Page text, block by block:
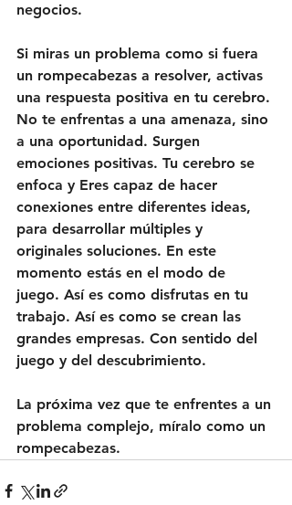
negocios.
Si miras un problema como si fuera
un rompecabezas a resolver, activas
una respuesta positiva en tu cerebro.
No te enfrentas a una amenaza, sino
a una oportunidad. Surgen
emociones positivas. Tu cerebro se
enfoca y Eres capaz de hacer
conexiones entre diferentes ideas,
para desarrollar múltiples y
originales soluciones. En este
momento estás en el modo de
juego. Así es como disfrutas en tu
trabajo. Así es como se crean las
grandes empresas. Con sentido del
juego y del descubrimiento.
La próxima vez que te enfrentes a un
problema complejo, míralo como un
rompecabezas.